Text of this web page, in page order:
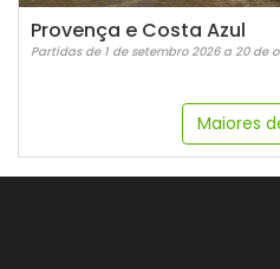
Provença e Costa Azul
Partidas de 1 de setembro 2026 a 20 de
Maiores